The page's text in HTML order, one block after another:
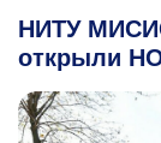
НИТУ
открыли